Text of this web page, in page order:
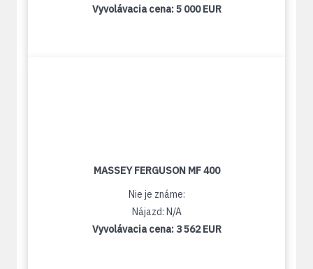
Vyvolávacia cena:5 000 EUR
MASSEY FERGUSON MF 400
Nie je známe:
Nájazd: N/A
Vyvolávacia cena: 3 562 EUR